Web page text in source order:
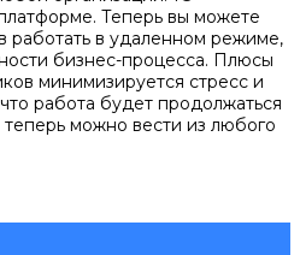
Теперь вы можете
работать в удаленном режиме,
бизнес-процесса. Плюсы
минимизируется стресс и
работа будет продолжаться
можно вести из любого